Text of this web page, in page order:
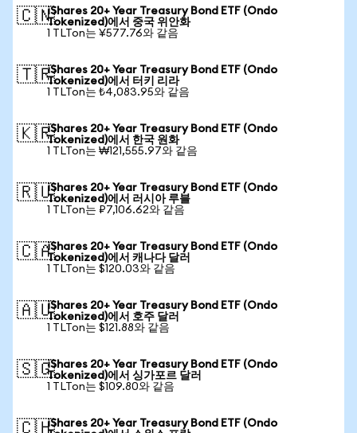
🇨🇳iShares 20+ Year Treasury Bond ETF (Ondo
Tokenized)에서 중국 위안화
1 TLTon는 ¥577.76와 같음
🇹🇷iShares 20+ Year Treasury Bond ETF (Ondo
Tokenized)에서 터키 리라
1 TLTon는 ₺4,083.95와 같음
🇰🇷iShares 20+ Year Treasury Bond ETF (Ondo
Tokenized)에서 한국 원화
1 TLTon는 ₩121,555.97와 같음
🇷🇺iShares 20+ Year Treasury Bond ETF (Ondo
Tokenized)에서 러시아 루블
1 TLTon는 ₽7,106.62와 같음
🇨🇦iShares 20+ Year Treasury Bond ETF (Ondo
Tokenized)에서 캐나다 달러
1 TLTon는 $120.03와 같음
🇦🇺iShares 20+ Year Treasury Bond ETF (Ondo
Tokenized)에서 호주 달러
1 TLTon는 $121.88와 같음
🇸🇬iShares 20+ Year Treasury Bond ETF (Ondo
Tokenized)에서 싱가포르 달러
1 TLTon는 $109.80와 같음
🇨🇭iShares 20+ Year Treasury Bond ETF (Ondo